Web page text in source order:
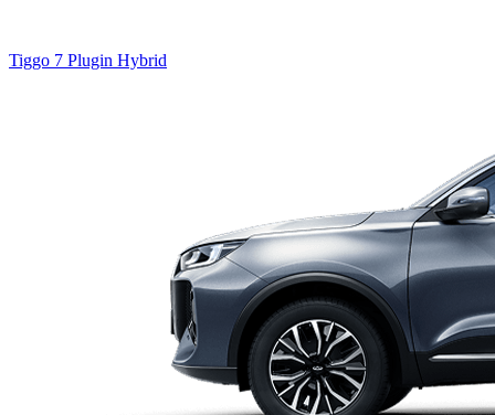
Tiggo 7 Plugin Hybrid